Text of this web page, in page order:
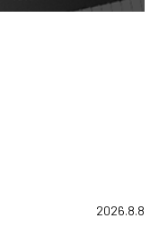
2026.8.8